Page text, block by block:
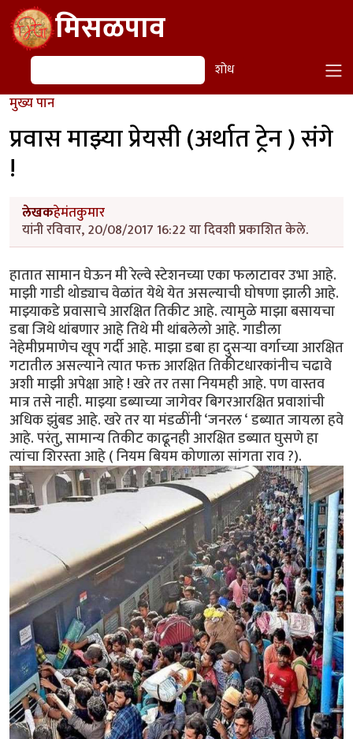
Skip to main contentमिसळपाव
शोध शोध
मुख्य पान
प्रवास माझ्या प्रेयसी (अर्थात ट्रेन ) संगे
!
लेखकहेमंतकुमार
यांनी रविवार, 20/08/2017 16:22 या दिवशी प्रकाशित केले.
हातात सामान घेऊन मी रेल्वे स्टेशनच्या एका फलाटावर उभा आहे.
माझी गाडी थोड्याच वेळांत येथे येत असल्याची घोषणा झाली आहे.
माझ्याकडे प्रवासाचे आरक्षित तिकीट आहे. त्यामुळे माझा बसायचा
डबा जिथे थांबणार आहे तिथे मी थांबलेलो आहे. गाडीला
नेहेमीप्रमाणेच खूप गर्दी आहे. माझा डबा हा दुसऱ्या वर्गाच्या आरक्षित
गटातील असल्याने त्यात फक्त आरक्षित तिकीटधारकांनीच चढावे
अशी माझी अपेक्षा आहे ! खरे तर तसा नियमही आहे. पण वास्तव
मात्र तसे नाही. माझ्या डब्याच्या जागेवर बिगरआरक्षित प्रवाशांची
अधिक झुंबड आहे. खरे तर या मंडळींनी ‘जनरल ‘ डब्यात जायला हवे
आहे. परंतु, सामान्य तिकीट काढूनही आरक्षित डब्यात घुसणे हा
त्यांचा शिरस्ता आहे ( नियम बियम कोणाला सांगता राव ?).